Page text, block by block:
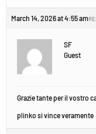
March 14, 2026 at 4:55 am
SF
Guest
Grazie tante per il vostro
plinko si vince veramente